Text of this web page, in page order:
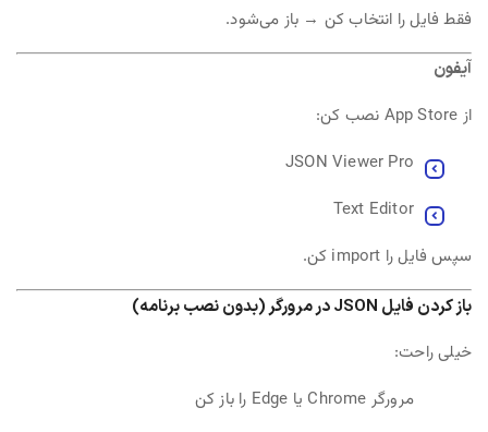
فقط فایل را انتخاب کن → باز می‌شود.
آیفون
از App Store نصب کن:
JSON Viewer Pro
Text Editor
سپس فایل را import کن.
باز کردن فایل JSON در مرورگر (بدون نصب برنامه)
خیلی راحت:
مرورگر Chrome یا Edge را باز کن